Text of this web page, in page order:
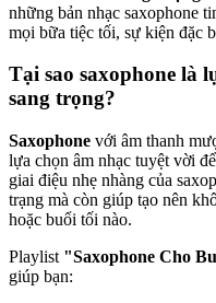
những bản nhạc saxophone
mọi bữa tiệc tối, sự kiện đặc
Tại sao saxophone là
sang trọng?
Saxophone với âm thanh
lựa chọn âm nhạc tuyệt vời
giai điệu nhẹ nhàng của
trạng mà còn giúp tạo nên
hoặc buổi tối nào.
Playlist "Saxophone Cho
giúp bạn: